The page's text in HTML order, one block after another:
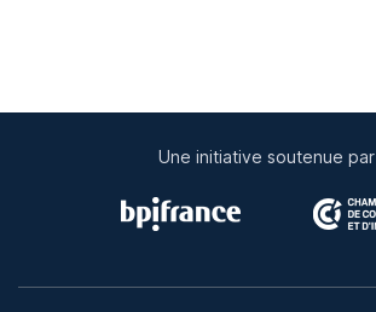
Une initiative soutenue